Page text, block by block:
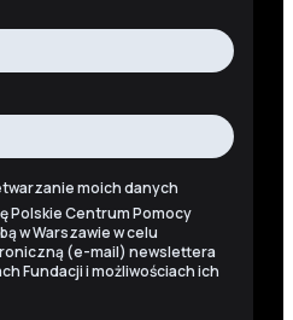
moich danych
Polskie Centrum Pomocy
w Warszawie w celu
(e-mail) newslettera
Fundacji i możliwościach ich